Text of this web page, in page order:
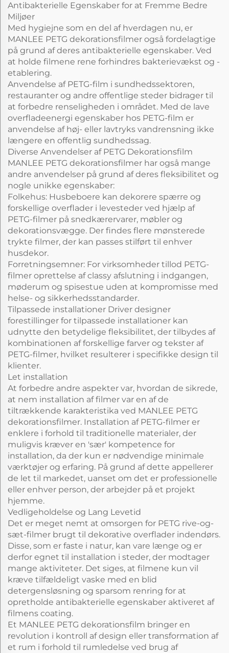
Antibakterielle Egenskaber for at Fremme Bedre
Miljøer
Med hygiejne som en del af hverdagen nu, er
MANLEE PETG dekorationsfilmer også fordelagtige
på grund af deres antibakterielle egenskaber. Ved
at holde filmene rene forhindres bakterievækst og -
etablering.
Anvendelse af PETG-film i sundhedssektoren,
restauranter og andre offentlige steder bidrager til
at forbedre renseligheden i området. Med de lave
overfladeenergi egenskaber hos PETG-film er
anvendelse af høj- eller lavtryks vandrensning ikke
længere en offentlig sundhedssag.
Diverse Anvendelser af PETG Dekorationsfilm
MANLEE PETG dekorationsfilmer har også mange
andre anvendelser på grund af deres fleksibilitet og
nogle unikke egenskaber:
Folkehus: Husbeboere kan dekorere spærre og
forskellige overflader i levesteder ved hjælp af
PETG-filmer på snedkærervarer, møbler og
dekorationsvægge. Der findes flere mønsterede
trykte filmer, der kan passes stilført til enhver
husdekor.
Forretningsemner: For virksomheder tillod PETG-
filmer oprettelse af classy afslutning i indgangen,
møderum og spisestue uden at kompromisse med
helse- og sikkerhedsstandarder.
Tilpassede installationer Driver designer
forestillinger for tilpassede installationer kan
udnytte den betydelige fleksibilitet, der tilbydes af
kombinationen af forskellige farver og tekster af
PETG-filmer, hvilket resulterer i specifikke design til
klienter.
Let installation
At forbedre andre aspekter var, hvordan de sikrede,
at nem installation af filmer var en af de
tiltrækkende karakteristika ved MANLEE PETG
dekorationsfilmer. Installation af PETG-filmer er
enklere i forhold til traditionelle materialer, der
muligvis kræver en 'sær' kompetence for
installation, da der kun er nødvendige minimale
værktøjer og erfaring. På grund af dette appellerer
de let til markedet, uanset om det er professionelle
eller enhver person, der arbejder på et projekt
hjemme.
Vedligeholdelse og Lang Levetid
Det er meget nemt at omsorgen for PETG rive-og-
sæt-filmer brugt til dekorative overflader indendørs.
Disse, som er faste i natur, kan vare længe og er
derfor egnet til installation i steder, der modtager
mange aktiviteter. Det siges, at filmene kun vil
kræve tilfældeligt vaske med en blid
detergensløsning og sparsom renring for at
opretholde antibakterielle egenskaber aktiveret af
filmens coating.
Et MANLEE PETG dekorationsfilm bringer en
revolution i kontroll af design eller transformation af
et rum i forhold til rumledelse ved brug af